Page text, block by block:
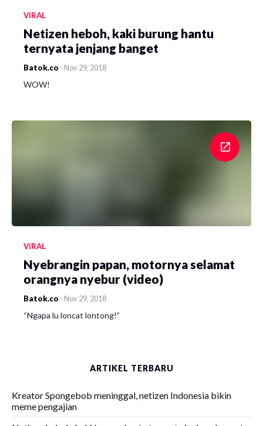
VIRAL
Netizen heboh, kaki burung hantu
ternyata jenjang banget
Batok.co - Nov 29, 2018
WOW!
VIRAL
Nyebrangin papan, motornya selamat
orangnya nyebur (video)
Batok.co - Nov 29, 2018
“Ngapa lu loncat lontong!”
ARTIKEL TERBARU
Kreator Spongebob meninggal, netizen Indonesia bikin
meme pengajian